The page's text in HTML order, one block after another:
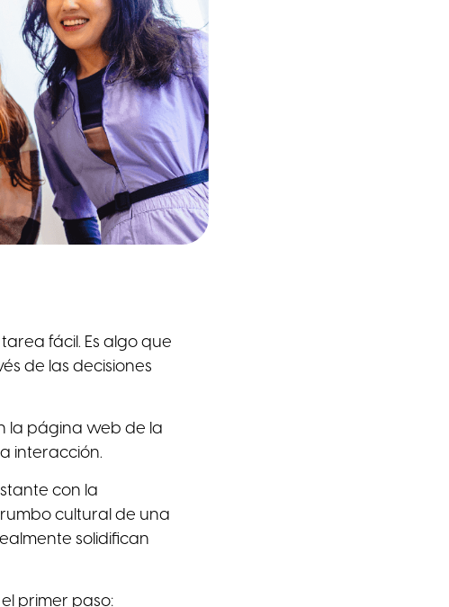
fácil. Es algo que
de las decisiones
la página web de la
interacción.
con la
cultural de una
solidifican
primer paso: